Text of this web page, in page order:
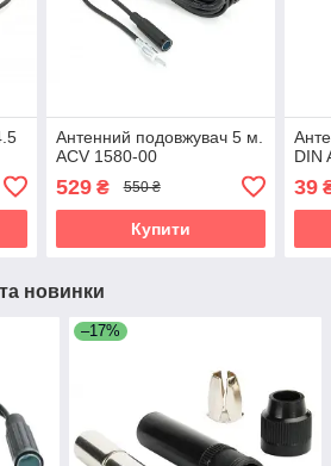
Антенний подовжувач 5 м.
ACV 1580-00
529₴ 550 ₴
Купити
DIN
39
новинки
–17%